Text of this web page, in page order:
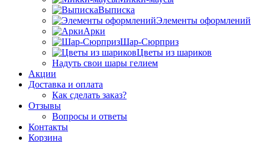
Выписка
Элементы оформлений
Арки
Шар-Сюрприз
Цветы из шариков
Надуть свои шары гелием
Акции
Доставка и оплата
Как сделать заказ?
Отзывы
Вопросы и ответы
Контакты
Корзина